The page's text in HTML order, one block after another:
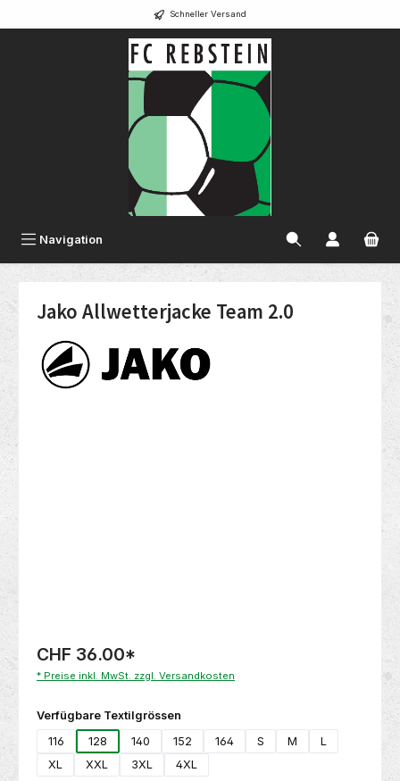
Schneller Versand
Navigation
Jako Allwetterjacke Team 2.0
CHF 36.00*
* Preise inkl. MwSt. zzgl. Versandkosten
Verfügbare Textilgrössen
116
128 140 152 164 S M
L
XL
XXL 3XL 4XL